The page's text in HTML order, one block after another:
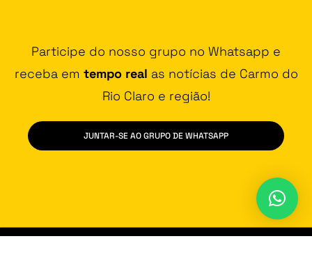
Participe do nosso grupo no Whatsapp e
receba em tempo real as notícias de Carmo do
Rio Claro e região!
JUNTAR-SE AO GRUPO DE WHATSAPP